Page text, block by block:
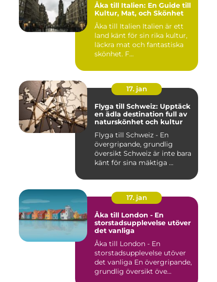
Åka till Italien: En Guide till
Kultur, Mat, och Skönhet
Åka till Italien Italien är ett
land känt för sin rika kultur,
läckra mat och fantastiska
skönhet. F...
17. jan
Flyga till Schweiz: Upptäck
en ädla destination full av
naturskönhet och kultur
Flyga till Schweiz - En
övergripande, grundlig
översikt Schweiz är inte bara
känt för sina mäktiga ...
17. jan
Åka till London - En
storstadsupplevelse utöver
det vanliga
Åka till London - En
storstadsupplevelse utöver
det vanliga En övergripande,
grundlig översikt öve...